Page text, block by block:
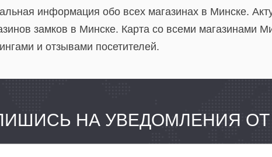
информация обо всех магазинах в Минске.
замков в Минске. Карта со всеми магазинами
и отзывами посетителей.
НА УВЕДОМЛЕНИЯ ОТ